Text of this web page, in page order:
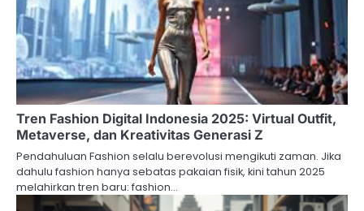
Tren Fashion Digital Indonesia 2025: Virtual Outfit,
Metaverse, dan Kreativitas Generasi Z
Pendahuluan Fashion selalu berevolusi mengikuti zaman. Jika
dahulu fashion hanya sebatas pakaian fisik, kini tahun 2025
melahirkan tren baru: fashion…